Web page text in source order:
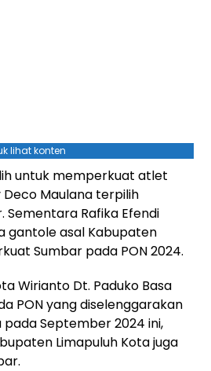
lihat konten
untuk memperkuat atlet
Maulana terpilih
Rafika Efendi
gantole asal Kabupaten
Sumbar pada PON 2024.
Wirianto Dt. Paduko Basa
PON yang diselenggarakan
September 2024 ini,
Limapuluh Kota juga